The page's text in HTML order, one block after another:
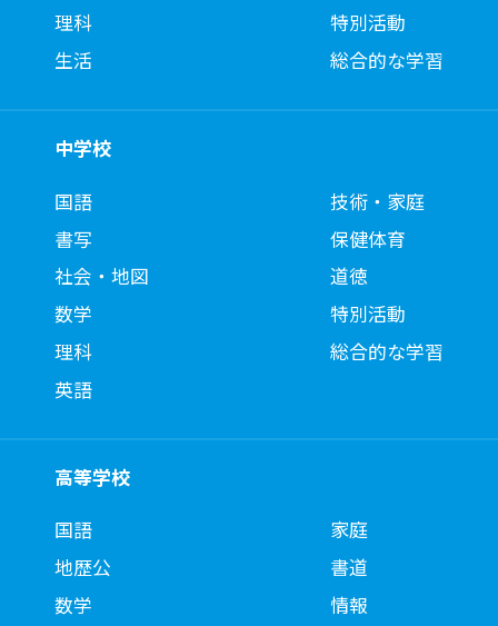
理科
生活
特別活動
総合的な学習
中学校
国語
書写
社会・地図
数学
理科
英語
技術・家庭
保健体育
道徳
特別活動
総合的な学習
高等学校
国語
地歴公
数学
家庭
書道
情報